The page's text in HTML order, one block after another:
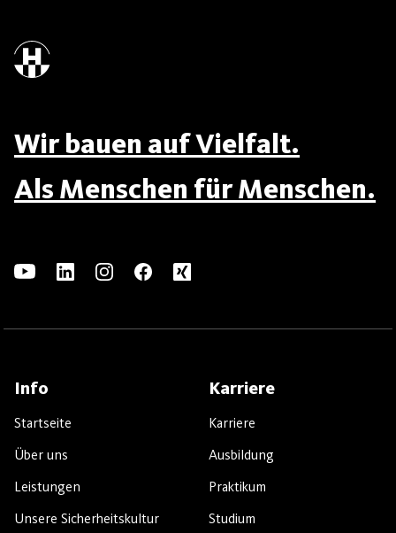
Wir bauen auf Vielfalt.
Als Menschen für Menschen.
Info
Startseite
Über uns
Leistungen
Unsere Sicherheitskultur
Karriere
Karriere
Ausbildung
Praktikum
Studium